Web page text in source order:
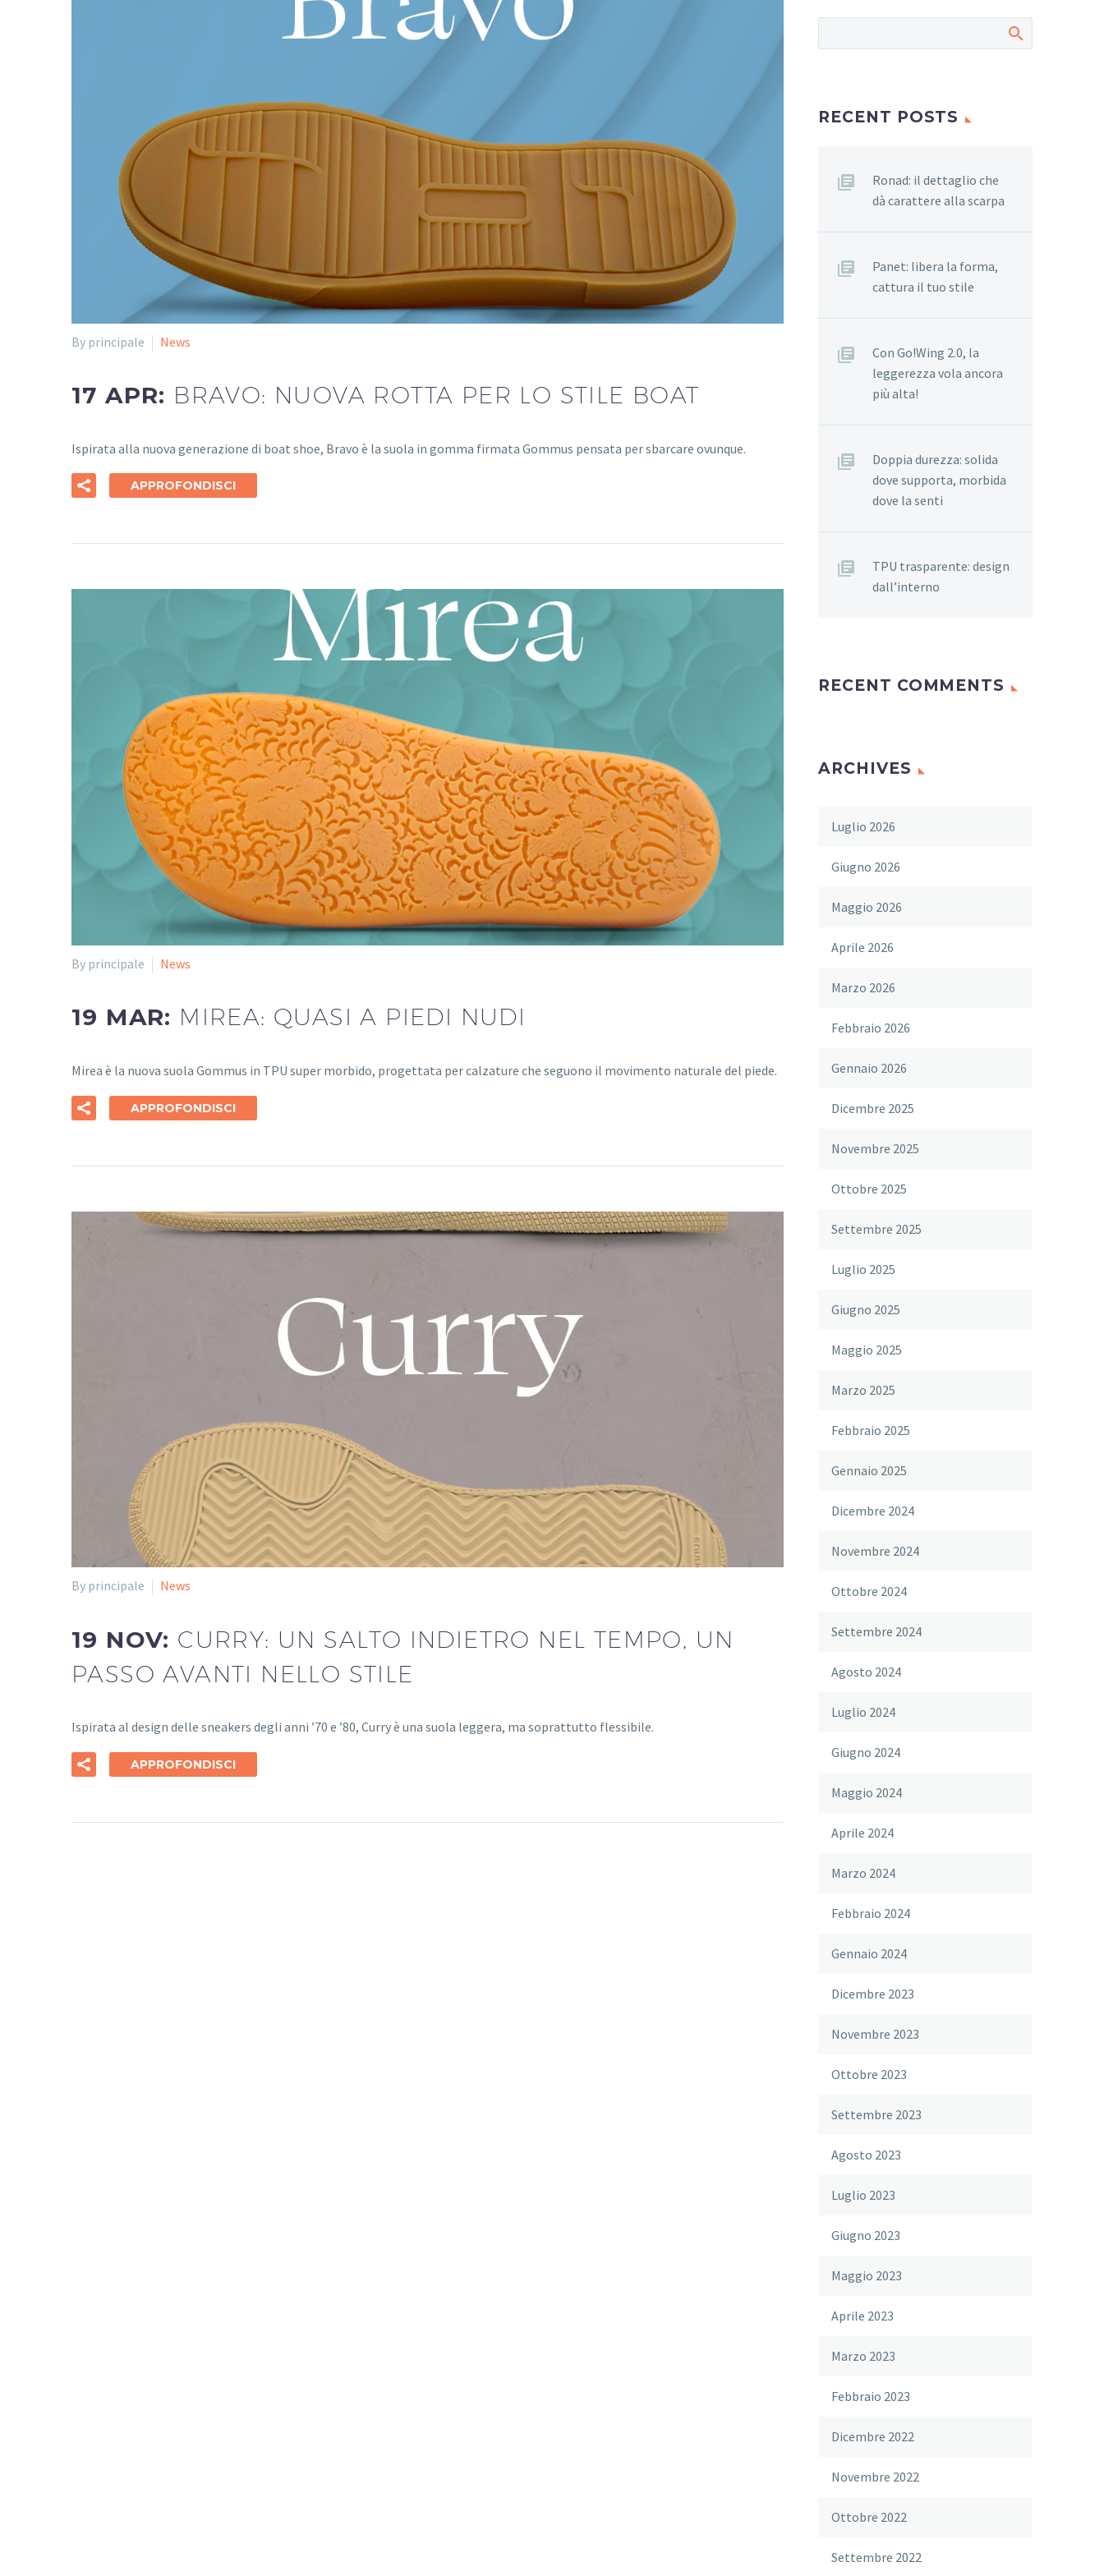
By principale News
17 APR: BRAVO: NUOVA ROTTA PER LO STILE BOAT
Ispirata alla nuova generazione di boat shoe, Bravo è la suola in gomma firmata Gommus pensata per sbarcare ovunque.
APPROFONDISCI
By principale News
19 MAR: MIREA: QUASI A PIEDI NUDI
Mirea è la nuova suola Gommus in TPU super morbido, progettata per calzature che seguono il movimento naturale del piede.
APPROFONDISCI
By principale News
19 NOV: CURRY: UN SALTO INDIETRO NEL TEMPO, UN
PASSO AVANTI NELLO STILE
Ispirata al design delle sneakers degli anni ’70 e ’80, Curry è una suola leggera, ma soprattutto flessibile.
APPROFONDISCI
RECENT POSTS
Ronad: il dettaglio che
dà carattere alla scarpa
Panet: libera la forma,
cattura il tuo stile
Con Go!Wing 2.0, la
leggerezza vola ancora
più alta!
Doppia durezza: solida
dove supporta, morbida
dove la senti
TPU trasparente: design
dall’interno
RECENT COMMENTS
ARCHIVES
Luglio 2026
Giugno 2026
Maggio 2026
Aprile 2026
Marzo 2026
Febbraio 2026
Gennaio 2026
Dicembre 2025
Novembre 2025
Ottobre 2025
Settembre 2025
Luglio 2025
Giugno 2025
Maggio 2025
Marzo 2025
Febbraio 2025
Gennaio 2025
Dicembre 2024
Novembre 2024
Ottobre 2024
Settembre 2024
Agosto 2024
Luglio 2024
Giugno 2024
Maggio 2024
Aprile 2024
Marzo 2024
Febbraio 2024
Gennaio 2024
Dicembre 2023
Novembre 2023
Ottobre 2023
Settembre 2023
Agosto 2023
Luglio 2023
Giugno 2023
Maggio 2023
Aprile 2023
Marzo 2023
Febbraio 2023
Dicembre 2022
Novembre 2022
Ottobre 2022
Settembre 2022